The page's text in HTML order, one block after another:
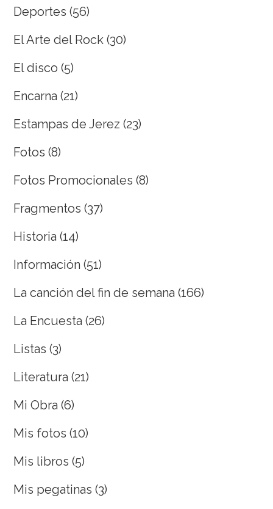
Deportes (56)
El Arte del Rock (30)
El disco (5)
Encarna (21)
Estampas de Jerez (23)
Fotos (8)
Fotos Promocionales (8)
Fragmentos (37)
Historia (14)
Información (51)
La canción del fin de semana (166)
La Encuesta (26)
Listas (3)
Literatura (21)
Mi Obra (6)
Mis fotos (10)
Mis libros (5)
Mis pegatinas (3)